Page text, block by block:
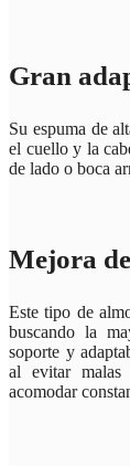
Gran
Su espuma de
el cuello y la
de lado o boca
Mejora
Este tipo de
buscando la
soporte y
al evitar
acomodar